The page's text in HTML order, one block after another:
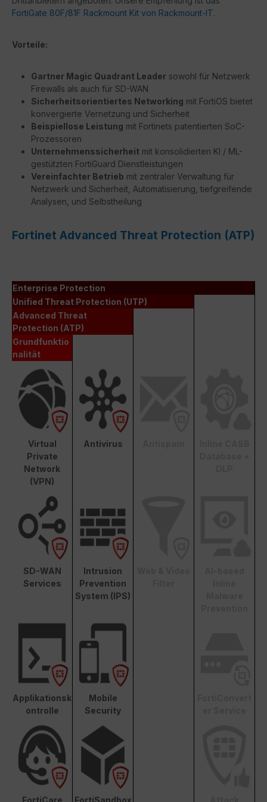
FortiGate 80F/81F Rackmount Kit von Rackmount-IT.
Vorteile:
Gartner Magic Quadrant Leader sowohl für Netzwerk
Firewalls als auch für SD-WAN
Sicherheitsorientiertes Networking mit FortiOS bietet
konvergierte Vernetzung und Sicherheit
Beispiellose Leistung mit Fortinets patentierten SoC-
Prozessoren
Unternehmenssicherheit mit konsolidierten KI / ML-
gestützten FortiGuard Dienstleistungen
Vereinfachter Betrieb mit zentraler Verwaltung für
Netzwerk und Sicherheit, Automatisierung, tiefgreifende
Analysen, und Selbstheilung
Fortinet Advanced Threat Protection (ATP)
Enterprise Protection
Unified Threat Protection (UTP)
Advanced Threat
Protection (ATP)
Grundfunktio
nalität
Virtual
Private
Network
(VPN)
Antivirus
SD-WAN
Services
Intrusion
Prevention
System (IPS)
Applikationsk
ontrolle
Mobile
Security